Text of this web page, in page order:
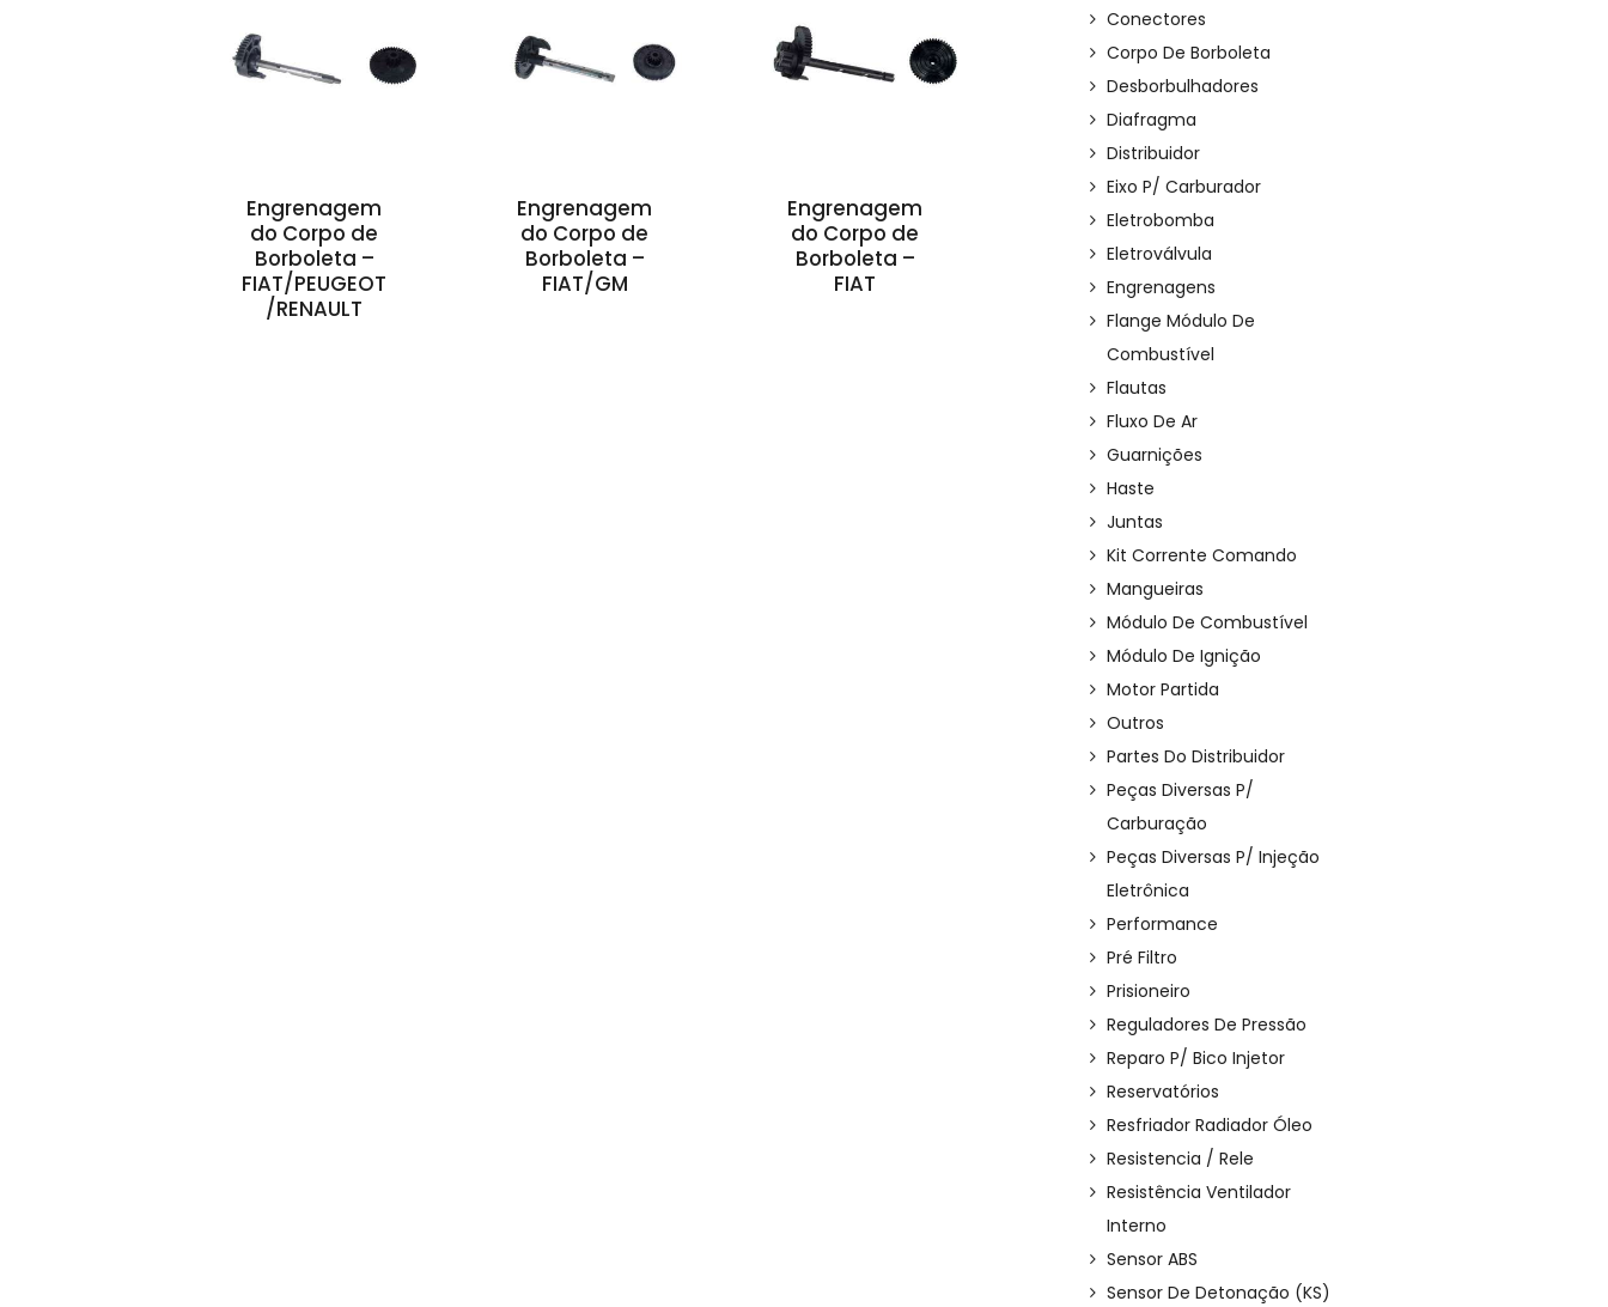
Engrenagem
do Corpo de
Borboleta –
FIAT/PEUGEOT
/RENAULT
Engrenagem
do Corpo de
Borboleta –
FIAT/GM
Engrenagem
do Corpo de
Borboleta –
FIAT
Conectores
Corpo De Borboleta
Desborbulhadores
Diafragma
Distribuidor
Eixo P/ Carburador
Eletrobomba
Eletroválvula
Engrenagens
Flange Módulo De
Combustível
Flautas
Fluxo De Ar
Guarnições
Haste
Juntas
Kit Corrente Comando
Mangueiras
Módulo De Combustível
Módulo De Ignição
Motor Partida
Outros
Partes Do Distribuidor
Peças Diversas P/
Carburação
Peças Diversas P/ Injeção
Eletrônica
Performance
Pré Filtro
Prisioneiro
Reguladores De Pressão
Reparo P/ Bico Injetor
Reservatórios
Resfriador Radiador Óleo
Resistencia / Rele
Resistência Ventilador
Interno
Sensor ABS
Sensor De Detonação (KS)